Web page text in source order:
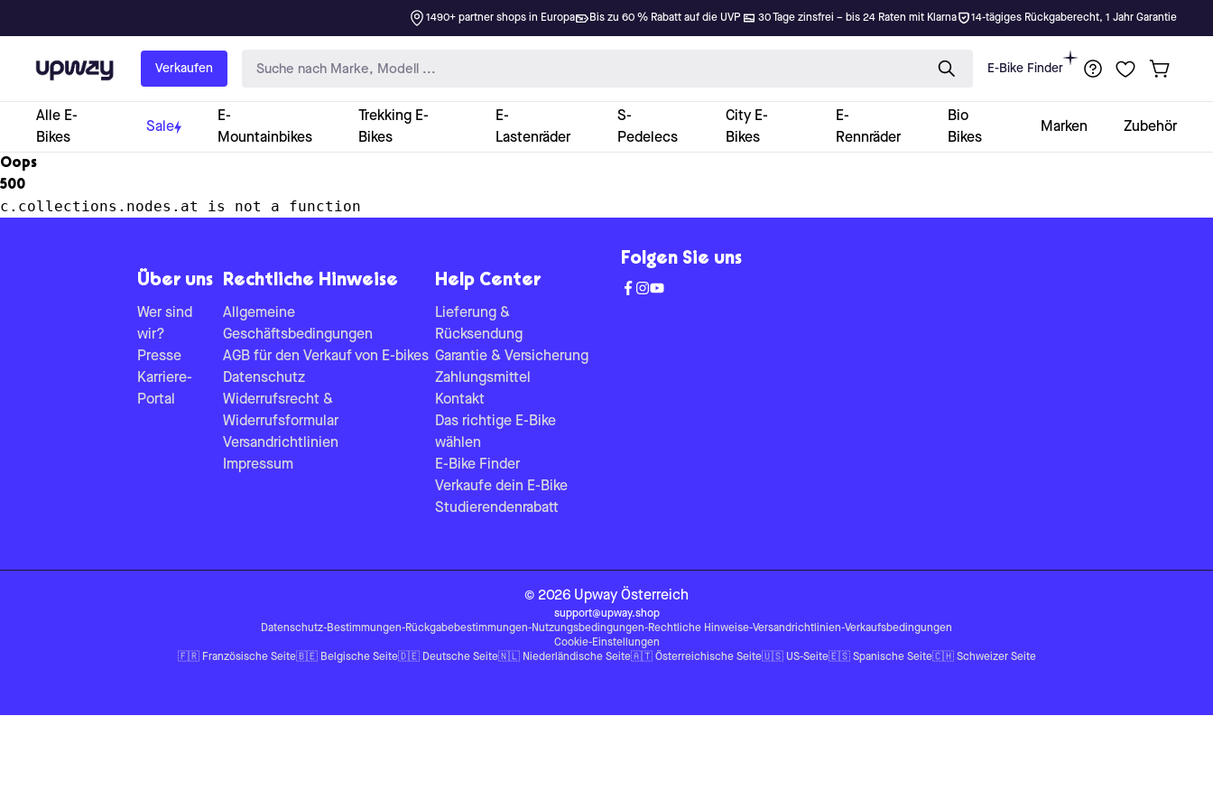
1490+ partner shops in Europa Bis zu 60 % Rabatt auf die UVP 30 Tage zinsfrei – bis 24 Raten mit Klarna 14-tägiges Rückgaberecht, 1 Jahr Garantie
Upway Verkaufen E-Bike Finder
Alle E-
Bikes
Sale
E-
Mountainbikes
Trekking E-
Bikes
E-
Lastenräder
S-
Pedelecs
City E-
Bikes
E-
Rennräder
Bio
Bikes
Marken Zubehör
Oops
500
c.collections.nodes.at is not a function
Über uns
Wer sind
wir?
Presse
Karriere-
Portal
Rechtliche Hinweise
Allgemeine
Geschäftsbedingungen
AGB für den Verkauf von E-bikes
Datenschutz
Widerrufsrecht &
Widerrufsformular
Versandrichtlinien
Impressum
Help Center
Lieferung &
Rücksendung
Garantie & Versicherung
Zahlungsmittel
Kontakt
Das richtige E-Bike
wählen
E-Bike Finder
Verkaufe dein E-Bike
Studierendenrabatt
Folgen Sie uns
© 2026 Upway Österreich
support@upway.shop
Datenschutz-Bestimmungen-Rückgabebestimmungen-Nutzungsbedingungen-Rechtliche Hinweise-Versandrichtlinien-Verkaufsbedingungen
Cookie-Einstellungen
🇫🇷 Französische Seite🇧🇪 Belgische Seite🇩🇪 Deutsche Seite🇳🇱 Niederländische Seite🇦🇹 Österreichische Seite🇺🇸 US-Seite🇪🇸 Spanische Seite🇨🇭 Schweizer Seite